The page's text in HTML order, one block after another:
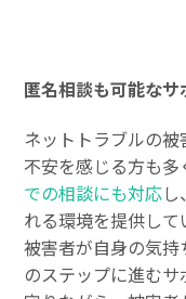
匿名相談も可能なサ
ネットトラブルの
不安を感じる方も多
での相談にも対応
れる環境を提供し
被害者が自身の気
のステップに進む